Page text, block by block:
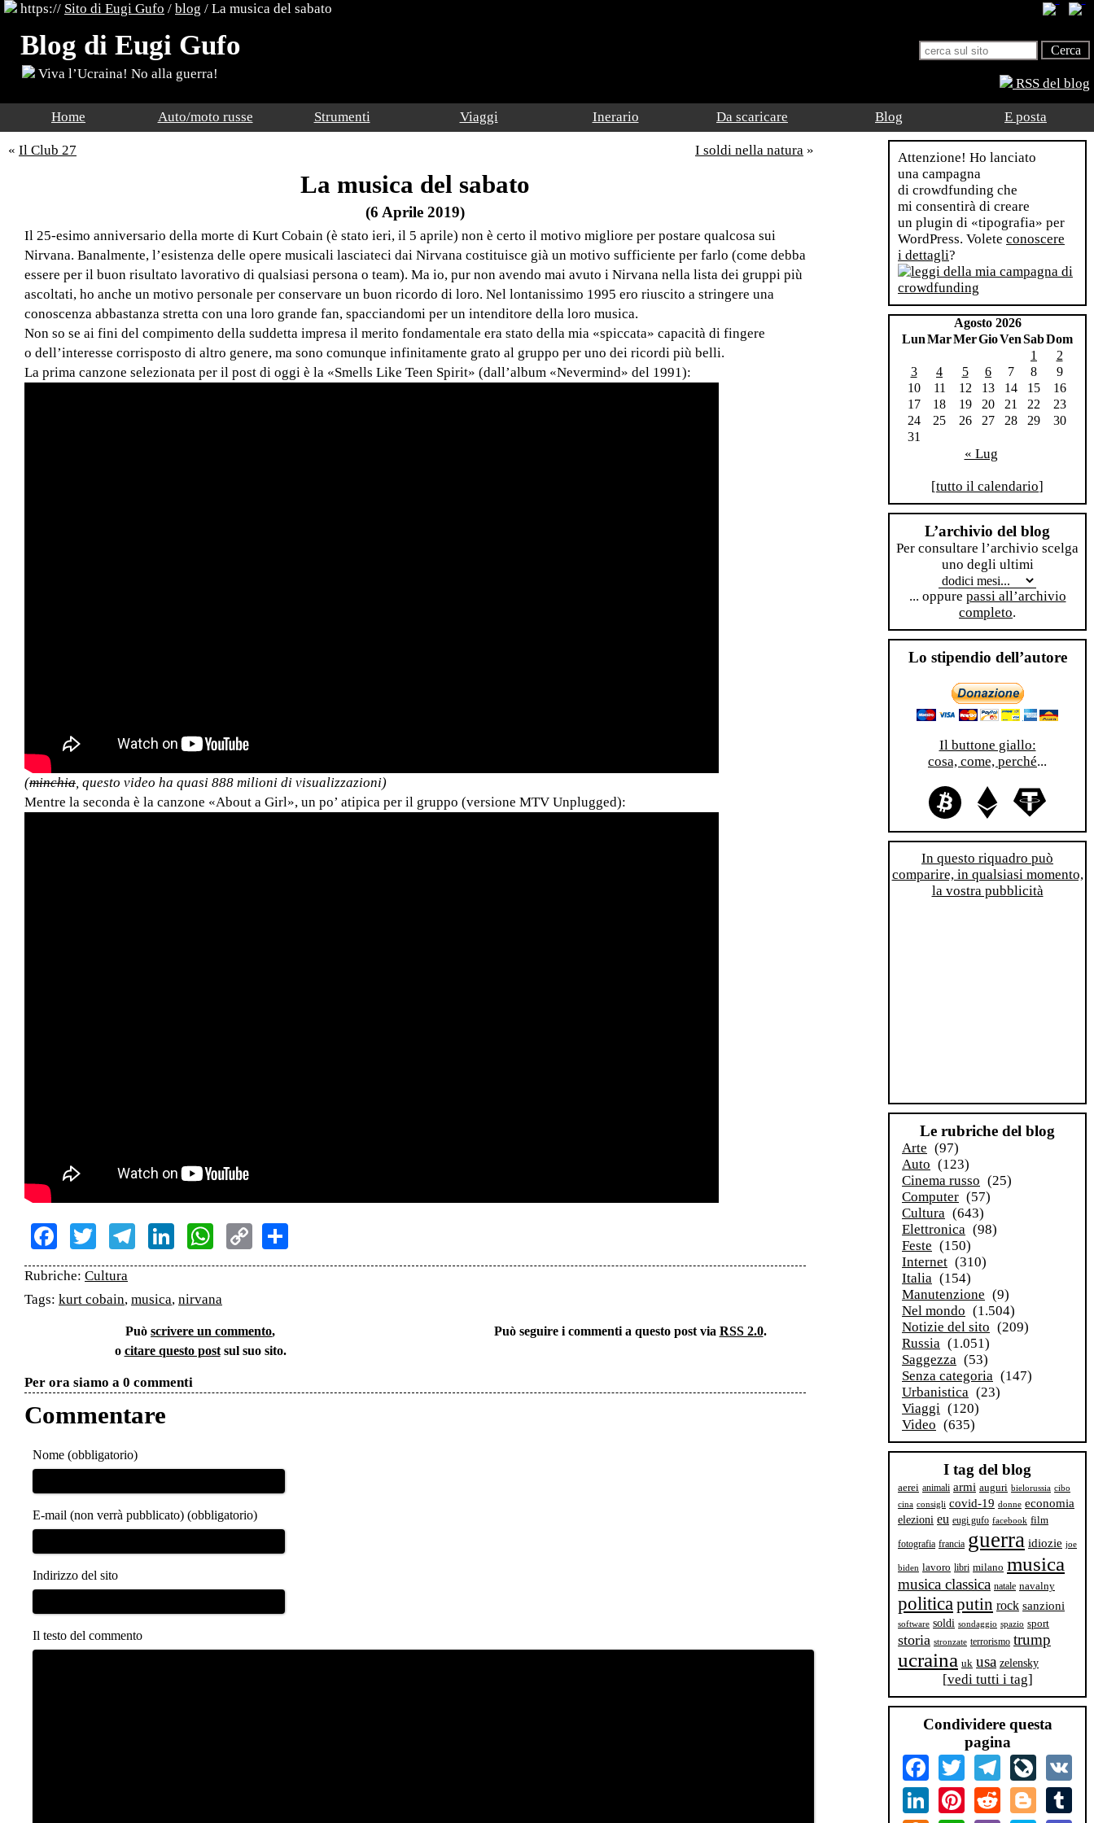
https:// Sito di Eugi Gufo / blog / La musica del sabato
Blog di Eugi Gufo
Viva l’Ucraina! No alla guerra!
RSS del blog
Home Auto/moto russe Strumenti Viaggi Inerario Da scaricare Blog E posta
« Il Club 27 I soldi nella natura »
La musica del sabato
(6 Aprile 2019)
Il 25-esimo anniversario della morte di Kurt Cobain (è stato ieri, il 5 aprile) non è certo il motivo migliore per postare qualcosa sui
Nirvana. Banalmente, l’esistenza delle opere musicali lasciateci dai Nirvana costituisce già un motivo sufficiente per farlo (come debba
essere per il buon risultato lavorativo di qualsiasi persona o team). Ma io, pur non avendo mai avuto i Nirvana nella lista dei gruppi più
ascoltati, ho anche un motivo personale per conservare un buon ricordo di loro. Nel lontanissimo 1995 ero riuscito a stringere una
conoscenza abbastanza stretta con una loro grande fan, spacciandomi per un intenditore della loro musica.
Non so se ai fini del compimento della suddetta impresa il merito fondamentale era stato della mia «spiccata» capacità di fingere
o dell’interesse corrisposto di altro genere, ma sono comunque infinitamente grato al gruppo per uno dei ricordi più belli.
La prima canzone selezionata per il post di oggi è la «Smells Like Teen Spirit» (dall’album «Nevermind» del 1991):
(minchia, questo video ha quasi 888 milioni di visualizzazioni)
Mentre la seconda è la canzone «About a Girl», un po’ atipica per il gruppo (versione MTV Unplugged):
Facebook
TwitterTelegram
LinkedInWhatsApp
Copy
Link
Rubriche: Cultura
Tags: kurt cobain, musica, nirvana
Può scrivere un commento,
o citare questo postsul suo sito.
Può seguire i commenti a questo post via RSS 2.0.
Per ora siamo a 0 commenti
Commentare
Nome (obbligatorio)
E-mail (non verrà pubblicato) (obbligatorio)
Indirizzo del sito
Il testo del commento
Attenzione! Ho lanciato
una campagna
di crowdfunding che
mi consentirà di creare
un plugin di «tipografia» per
WordPress. Volete conoscere
i dettagli?
Agosto 2026
LunMarMerGioVenSabDom
1
2
3
4 5 6 7 8
9
10
11 12 13 14 15
16
17
18 19 20 21 22
23
24
25 26 27 28 29
30
31
« Lug
[tutto il calendario]
L’archivio del blog
Per consultare l’archivio scelga
uno degli ultimi
... oppure passi all’archivio
completo.
Lo stipendio dell’autore
Il buttone giallo:
cosa, come, perché...
In questo riquadro può
comparire, in qualsiasi momento,
la vostra pubblicità
Le rubriche del blog
Arte (97)
Auto (123)
Cinema russo (25)
Computer (57)
Cultura (643)
Elettronica (98)
Feste (150)
Internet (310)
Italia (154)
Manutenzione (9)
Nel mondo (1.504)
Notizie del sito (209)
Russia (1.051)
Saggezza (53)
Senza categoria (147)
Urbanistica (23)
Viaggi (120)
Video (635)
I tag del blog
aerei animali armi auguri bielorussia cibo
cina consigli covid-19 donne economia
elezioni eu eugi gufo facebook film
fotografia francia guerra idiozie joe
biden lavoro libri milano musica
musica classica natale navalny
politicaputin rock sanzioni
software soldi sondaggio spazio sport
storia stronzate terrorismo trump
ucraina uk usa zelensky
[vedi tutti i tag]
Condividere questa
pagina
FacebookTwitter Telegram
LinkedInPinterestReddit Blogger